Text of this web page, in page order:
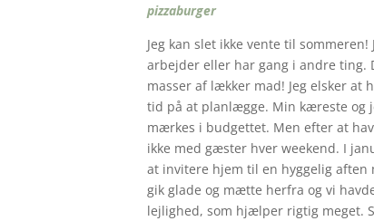
pizzaburger
Jeg kan slet ikke vente til
arbejder eller har gang i andre ting.
masser af lækker mad! Jeg elsker
tid på at planlægge. Min kæreste og
mærkes i budgettet. Men efter at
ikke med gæster hver weekend. I
at invitere hjem til en hyggelig aften
gik glade og mætte herfra og vi
lejlighed, som hjælper rigtig meget.